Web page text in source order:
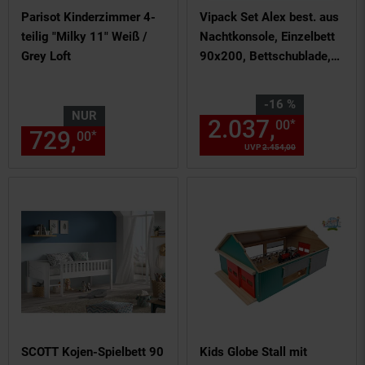
Parisot Kinderzimmer 4-
teilig "Milky 11" Weiß /
Grey Loft
NUR
729,00* € Sternchen
Vipack Set Alex best. aus
Nachtkonsole, Einzelbett
90x200, Bettschublade,
Kiefer gebürstet
-16 %
Sie Sparen 16 Prozent,
UVP2.454,00
2.037,00*
SCOTT Kojen-Spielbett 90
Kids Globe Stall mit